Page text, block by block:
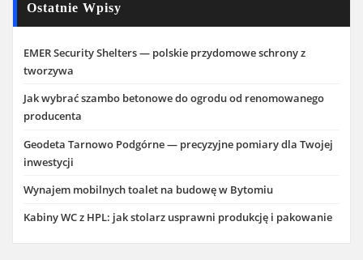
Ostatnie Wpisy
EMER Security Shelters — polskie przydomowe schrony z
tworzywa
Jak wybrać szambo betonowe do ogrodu od renomowanego
producenta
Geodeta Tarnowo Podgórne — precyzyjne pomiary dla Twojej
inwestycji
Wynajem mobilnych toalet na budowę w Bytomiu
Kabiny WC z HPL: jak stolarz usprawni produkcję i pakowanie